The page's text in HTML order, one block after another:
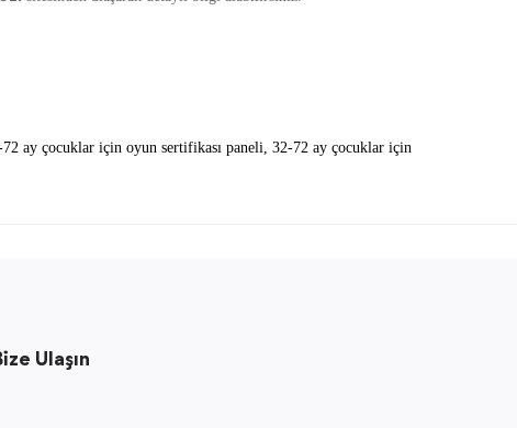
72 ay çocuklar için oyun sertifikası paneli 32-72 ay çocuklar için
Ulaşın